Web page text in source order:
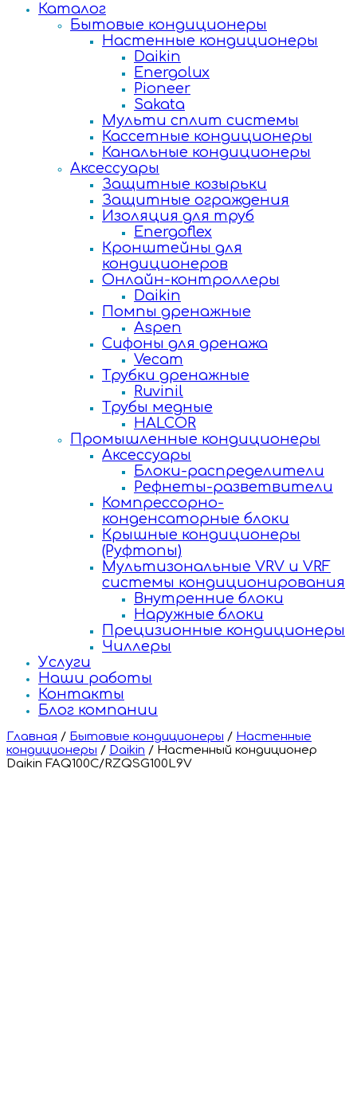
Каталог
Бытовые кондиционеры
Настенные кондиционеры
Daikin
Energolux
Pioneer
Sakata
Мульти сплит системы
Кассетные кондиционеры
Канальные кондиционеры
Аксессуары
Защитные козырьки
Защитные ограждения
Изоляция для труб
Energoflex
Кронштейны для
кондиционеров
Онлайн-контроллеры
Daikin
Помпы дренажные
Aspen
Сифоны для дренажа
Vecam
Трубки дренажные
Ruvinil
Трубы медные
HALCOR
Промышленные кондиционеры
Аксессуары
Блоки-распределители
Рефнеты-разветвители
Компрессорно-
конденсаторные блоки
Крышные кондиционеры
(Руфтопы)
Мультизональные VRV и VRF
системы кондиционирования
Внутренние блоки
Наружные блоки
Прецизионные кондиционеры
Чиллеры
Услуги
Наши работы
Контакты
Блог компании
Главная / Бытовые кондиционеры / Настенные
кондиционеры / Daikin / Настенный кондиционер
Daikin FAQ100C/RZQSG100L9V